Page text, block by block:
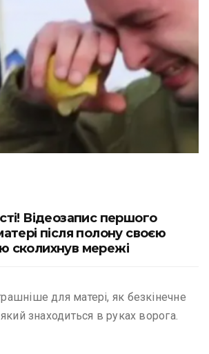
Відеозапис першого
після полону своєю
сколихнув мережі
для матері, як безкінечне
знаходиться в руках ворога.